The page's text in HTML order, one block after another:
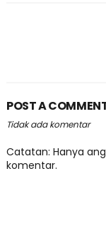
POST A
Tidak ada komentar
Catatan: Hanya
komentar.